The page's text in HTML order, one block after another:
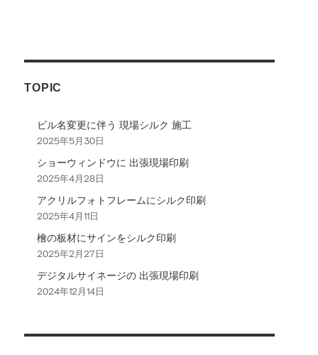
ゲ
ー
シ
ョ
ン
TOPIC
ビル名変更に伴う 現場シルク 施工
2025年5月30日
ショーウィンドウに 出張現場印刷
2025年4月28日
アクリルフォトフレームにシルク印刷
2025年4月11日
檜の板材にサインをシルク印刷
2025年2月27日
デジタルサイネージの 出張現場印刷
2024年12月14日